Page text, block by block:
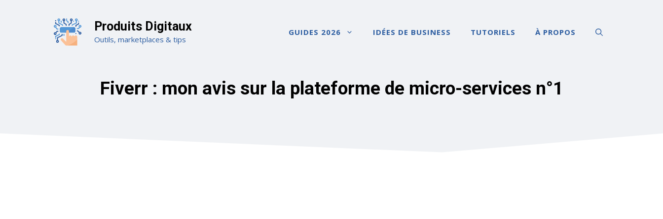
Produits Digitaux
Outils, marketplaces & tips
GUIDES 2026 IDÉES DE BUSINESS TUTORIELS À PROPOS
Fiverr : mon avis sur la plateforme de micro-services n°1